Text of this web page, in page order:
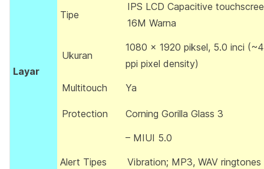
Layar
Tipe
IPS LCD Capacitive
16M Warna
Ukuran
1080 x 1920 piksel, 5.0 inci
ppi pixel density)
Multitouch Ya
Protection Corning Gorilla Glass 3
– MIUI 5.0
Alert Tipes Vibration; MP3, WAV ringtones